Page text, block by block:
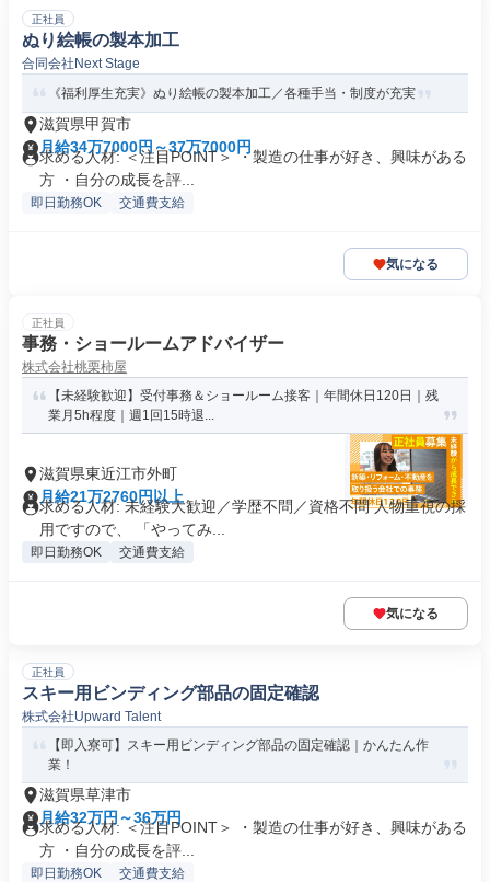
正社員
ぬり絵帳の製本加工
合同会社Next Stage
《福利厚生充実》ぬり絵帳の製本加工／各種手当・制度が充実
滋賀県甲賀市
月給34万7000円～37万7000円
求める人材: ＜注目POINT＞ ・製造の仕事が好き、興味がある
方 ・自分の成長を評...
即日勤務OK 交通費支給
気になる
正社員
事務・ショールームアドバイザー
株式会社桃栗柿屋
【未経験歓迎】受付事務＆ショールーム接客｜年間休日120日｜残
業月5h程度｜週1回15時退...
滋賀県東近江市外町
月給21万2760円以上
求める人材: 未経験大歓迎／学歴不問／資格不問 人物重視の採
用ですので、 「やってみ...
即日勤務OK 交通費支給
気になる
正社員
スキー用ビンディング部品の固定確認
株式会社Upward Talent
【即入寮可】スキー用ビンディング部品の固定確認｜かんたん作
業！
滋賀県草津市
月給32万円～36万円
求める人材: ＜注目POINT＞ ・製造の仕事が好き、興味がある
方 ・自分の成長を評...
即日勤務OK 交通費支給